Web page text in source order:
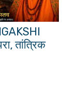
तांत्रिक